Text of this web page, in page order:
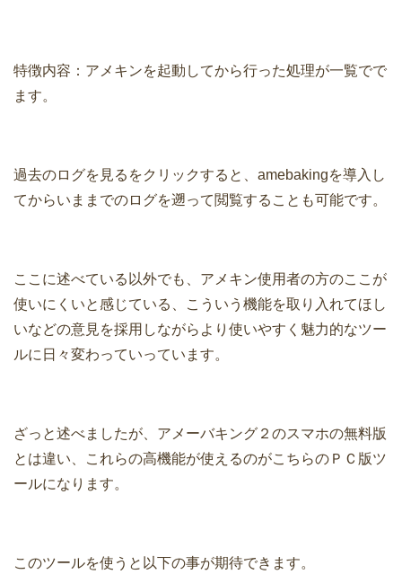
特徴内容：アメキンを起動してから行った処理が一覧でで
ます。
過去のログを見るをクリックすると、amebakingを導入し
てからいままでのログを遡って閲覧することも可能です。
ここに述べている以外でも、アメキン使用者の方のここが
使いにくいと感じている、こういう機能を取り入れてほし
いなどの意見を採用しながらより使いやすく魅力的なツー
ルに日々変わっていっています。
ざっと述べましたが、アメーバキング２のスマホの無料版
とは違い、これらの高機能が使えるのがこちらのＰＣ版ツ
ールになります。
このツールを使うと以下の事が期待できます。